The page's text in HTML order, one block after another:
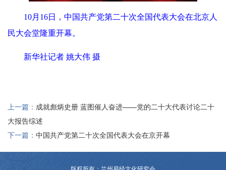
10月16日，中国共产党第二十次全国代表大会在北京人
民大会堂隆重开幕。
新华社记者 姚大伟 摄
上一篇： 成就彪炳史册 蓝图催人奋进——党的二十大代表讨论二十
大报告综述
下一篇： 中国共产党第二十次全国代表大会在京开幕